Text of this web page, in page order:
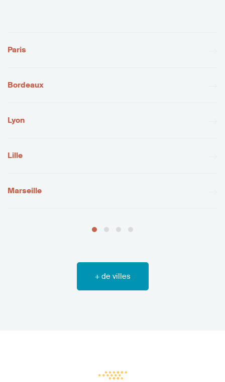
Paris
Bordeaux
Lyon
Lille
Marseille
+ de villes